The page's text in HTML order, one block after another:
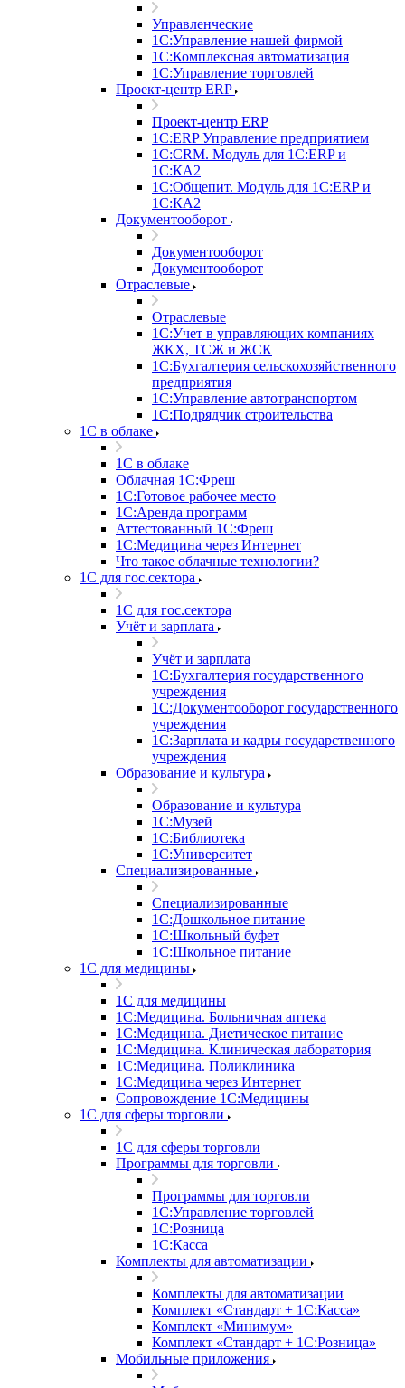
Управленческие
1С:Управление нашей фирмой
1С:Комплексная автоматизация
1С:Управление торговлей
Проект-центр ERP
Проект-центр ERP
1С:ERP Управление предприятием
1С:CRM. Модуль для 1С:ERP и
1С:КА2
1С:Общепит. Модуль для 1С:ERP и
1С:КА2
Документооборот
Документооборот
Документооборот
Отраслевые
Отраслевые
1С:Учет в управляющих компаниях
ЖКХ, ТСЖ и ЖСК
1С:Бухгалтерия сельскохозяйственного
предприятия
1С:Управление автотранспортом
1С:Подрядчик строительства
1C в облаке
1C в облаке
Облачная 1С:Фреш
1С:Готовое рабочее место
1C:Аренда программ
Аттестованный 1С:Фреш
1С:Медицина через Интернет
Что такое облачные технологии?
1С для гос.сектора
1С для гос.сектора
Учёт и зарплата
Учёт и зарплата
1С:Бухгалтерия государственного
учреждения
1С:Документооборот государственного
учреждения
1С:Зарплата и кадры государственного
учреждения
Образование и культура
Образование и культура
1С:Музей
1С:Библиотека
1С:Университет
Специализированные
Специализированные
1С:Дошкольное питание
1С:Школьный буфет
1С:Школьное питание
1С для медицины
1С для медицины
1С:Медицина. Больничная аптека
1С:Медицина. Диетическое питание
1С:Медицина. Клиническая лаборатория
1С:Медицина. Поликлиника
1С:Медицина через Интернет
Сопровождение 1С:Медицины
1С для сферы торговли
1С для сферы торговли
Программы для торговли
Программы для торговли
1С:Управление торговлей
1С:Розница
1С:Касса
Комплекты для автоматизации
Комплекты для автоматизации
Комплект «Стандарт + 1С:Касса»
Комплект «Минимум»
Комплект «Стандарт + 1С:Розница»
Мобильные приложения